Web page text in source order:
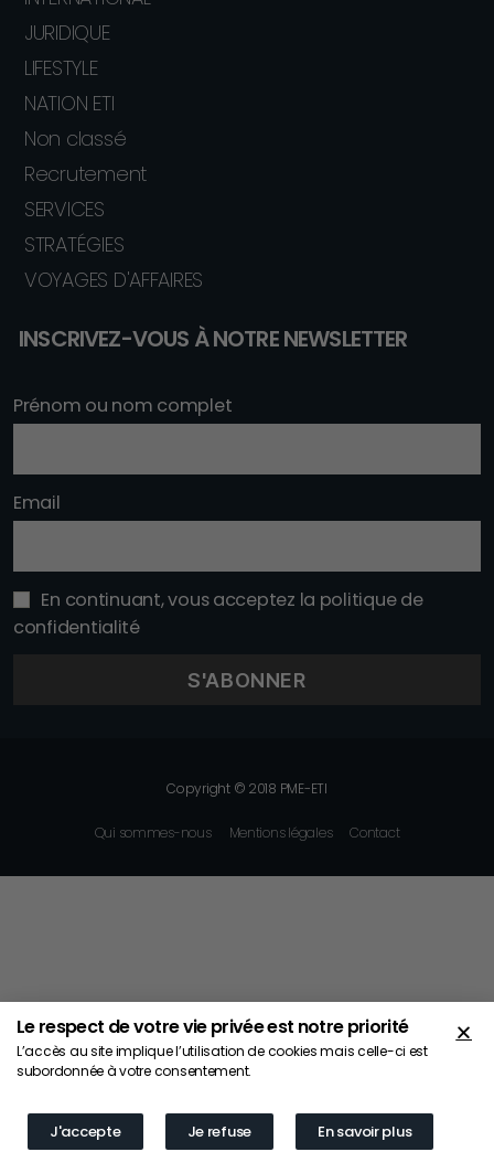
JURIDIQUE
LIFESTYLE
NATION ETI
Non classé
Recrutement
SERVICES
STRATÉGIES
VOYAGES D'AFFAIRES
INSCRIVEZ-VOUS À NOTRE NEWSLETTER
Prénom ou nom complet
Email
En continuant, vous acceptez la politique de
confidentialité
Copyright © 2018 PME-ETI
Qui sommes-nous Mentions légales Contact
Le respect de votre vie privée est notre priorité
L’accès au site implique l’utilisation de cookies mais celle-ci est
subordonnée à votre consentement.
J'accepte Je refuse En savoir plus